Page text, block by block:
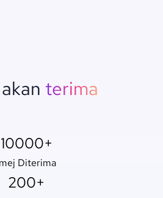
terima
10000+
Diterima
200+